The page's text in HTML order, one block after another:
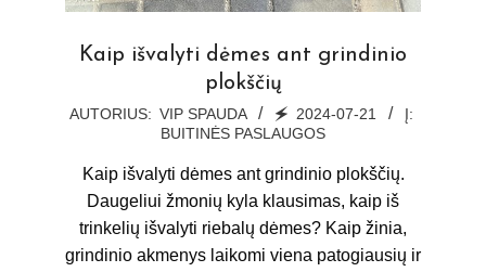
Kaip išvalyti dėmes ant grindinio
plokščių
2024-
AUTORIUS: VIP SPAUDA 🗲 2024-07-21
Į:
BUITINĖS PASLAUGOS
Kaip išvalyti dėmes ant grindinio plokščių.
Daugeliui žmonių kyla klausimas, kaip iš
trinkelių išvalyti riebalų dėmes? Kaip žinia,
grindinio akmenys laikomi viena patogiausių ir